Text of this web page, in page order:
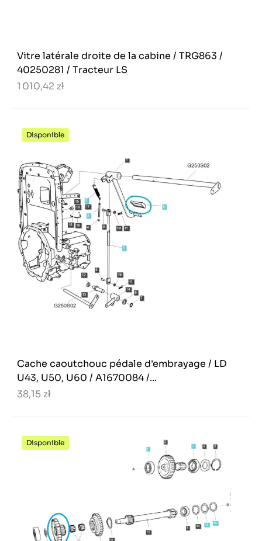
Vitre latérale droite de la cabine / TRG863 /
40250281 / Tracteur LS
1 010,42 zł
Disponible
Cache caoutchouc pédale d'embrayage / LD
U43, U50, U60 / A1670084 /...
38,15 zł
Disponible